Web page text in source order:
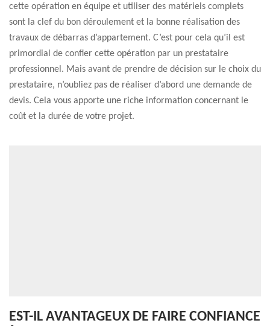
cette opération en équipe et utiliser des matériels complets
sont la clef du bon déroulement et la bonne réalisation des
travaux de débarras d’appartement. C’est pour cela qu’il est
primordial de confier cette opération par un prestataire
professionnel. Mais avant de prendre de décision sur le choix du
prestataire, n’oubliez pas de réaliser d’abord une demande de
devis. Cela vous apporte une riche information concernant le
coût et la durée de votre projet.
EST-IL AVANTAGEUX DE FAIRE CONFIANCE